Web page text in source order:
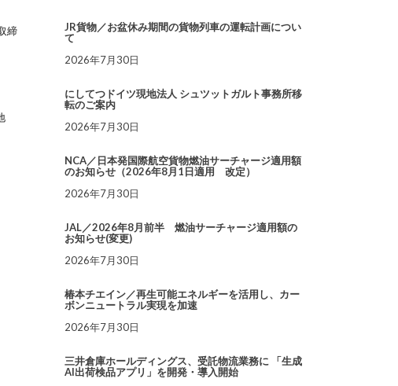
締
JR貨物／お盆休み期間の貨物列車の運転計画につい
て
2026年7月30日
にしてつドイツ現地法人 シュツットガルト事務所移
転のご案内
2026年7月30日
NCA／日本発国際航空貨物燃油サーチャージ適用額
のお知らせ（2026年8月1日適用 改定）
2026年7月30日
JAL／2026年8月前半 燃油サーチャージ適用額の
お知らせ(変更)
2026年7月30日
椿本チエイン／再生可能エネルギーを活用し、カー
ボンニュートラル実現を加速
2026年7月30日
三井倉庫ホールディングス、受託物流業務に 「生成
AI出荷検品アプリ」を開発・導入開始